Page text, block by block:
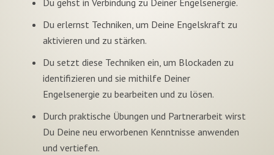
Du gehst in Verbindung zu Deiner Engelsenergie.
Du erlernst Techniken, um Deine Engelskraft zu
aktivieren und zu stärken.
Du setzt diese Techniken ein, um Blockaden zu
identifizieren und sie mithilfe Deiner
Engelsenergie zu bearbeiten und zu lösen.
Durch praktische Übungen und Partnerarbeit wirst
Du Deine neu erworbenen Kenntnisse anwenden
und vertiefen.